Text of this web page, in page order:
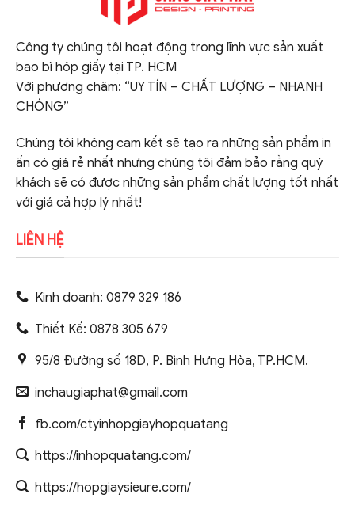
Công ty chúng tôi hoạt động trong lĩnh vực sản xuất
bao bì hộp giấy tại TP. HCM
Với phương châm: “UY TÍN – CHẤT LƯỢNG – NHANH
CHÓNG”
Chúng tôi không cam kết sẽ tạo ra những sản phẩm in
ấn có giá rẻ nhất nhưng chúng tôi đảm bảo rằng quý
khách sẽ có được những sản phẩm chất lượng tốt nhất
với giá cả hợp lý nhất!
LIÊN HỆ
Kinh doanh: 0879 329 186
Thiết Kế: 0878 305 679
95/8 Đường số 18D, P. Bình Hưng Hòa, TP.HCM.
inchaugiaphat@gmail.com
fb.com/ctyinhopgiayhopquatang
https://inhopquatang.com/
https://hopgiaysieure.com/